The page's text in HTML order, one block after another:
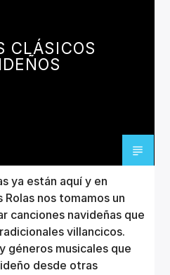
CLÁSICOS
ya están aquí y en
Rolas nos tomamos un
canciones navideñas que
villancicos.
géneros musicales que
desde otras